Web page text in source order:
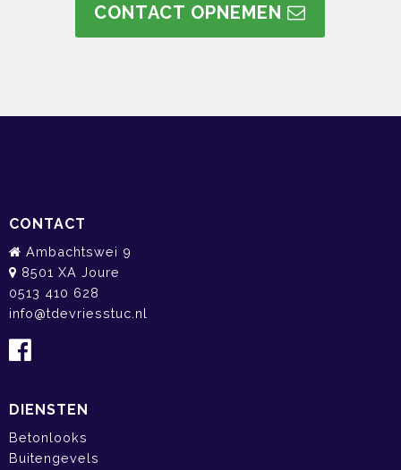
CONTACT OPNEMEN
CONTACT
Ambachtswei 9
8501 XA Joure
0513 410 628
info@tdevriesstuc.nl
DIENSTEN
Betonlooks
Buitengevels